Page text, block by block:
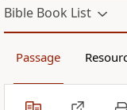
Bible Book List
Passage